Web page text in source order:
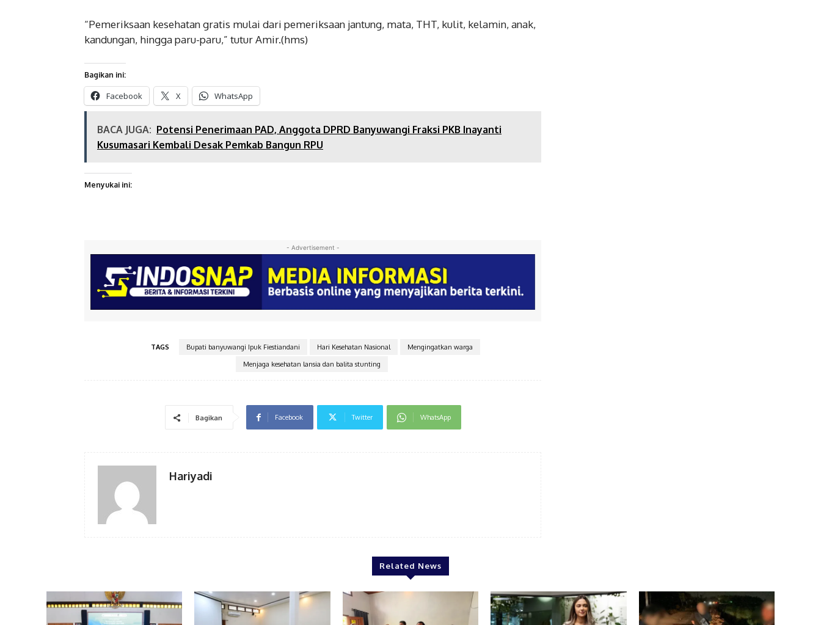
“Pemeriksaan kesehatan gratis mulai dari pemeriksaan jantung, mata, THT, kulit, kelamin, anak,
kandungan, hingga paru-paru,” tutur Amir.(hms)
Bagikan ini:
Facebook X WhatsApp
BACA JUGA: Potensi Penerimaan PAD, Anggota DPRD Banyuwangi Fraksi PKB Inayanti
Kusumasari Kembali Desak Pemkab Bangun RPU
Menyukai ini:
- Advertisement -
TAGS Bupati banyuwangi Ipuk Fiestiandani Hari Kesehatan Nasional
Mengingatkan warga
Menjaga kesehatan lansia dan balita stunting
Bagikan Facebook Twitter WhatsApp
Hariyadi
Related News